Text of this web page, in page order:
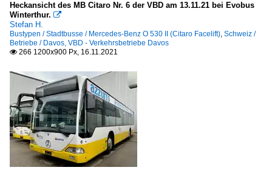
Heckansicht des MB Citaro Nr. 6 der VBD am 13.11.21 bei Evobus
Winterthur. 
Stefan H.
Bustypen / Stadtbusse / Mercedes-Benz O 530 II (Citaro Facelift), Schweiz /
Betriebe / Davos, VBD - Verkehrsbetriebe Davos
 266 1200x900 Px, 16.11.2021